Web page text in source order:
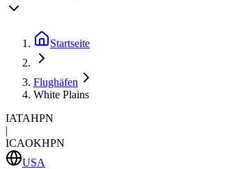
Startseite
Flughäfen
White Plains
IATAHPN
|
ICAOKHPN
USA